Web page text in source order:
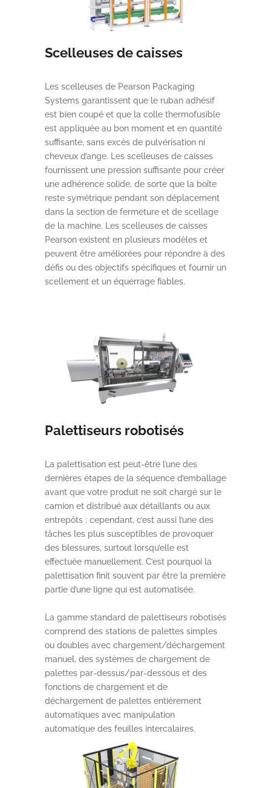
Scelleuses de caisses
Les scelleuses de Pearson Packaging
Systems garantissent que le ruban adhésif
est bien coupé et que la colle thermofusible
est appliquée au bon moment et en quantité
suffisante, sans excès de pulvérisation ni
cheveux d’ange. Les scelleuses de caisses
fournissent une pression suffisante pour créer
une adhérence solide, de sorte que la boîte
reste symétrique pendant son déplacement
dans la section de fermeture et de scellage
de la machine. Les scelleuses de caisses
Pearson existent en plusieurs modèles et
peuvent être améliorées pour répondre à des
défis ou des objectifs spécifiques et fournir un
scellement et un équerrage fiables.
Palettiseurs robotisés
La palettisation est peut-être l’une des
dernières étapes de la séquence d’emballage
avant que votre produit ne soit chargé sur le
camion et distribué aux détaillants ou aux
entrepôts ; cependant, c’est aussi l’une des
tâches les plus susceptibles de provoquer
des blessures, surtout lorsqu’elle est
effectuée manuellement. C’est pourquoi la
palettisation finit souvent par être la première
partie d’une ligne qui est automatisée.
La gamme standard de palettiseurs robotisés
comprend des stations de palettes simples
ou doubles avec chargement/déchargement
manuel, des systèmes de chargement de
palettes par-dessus/par-dessous et des
fonctions de chargement et de
déchargement de palettes entièrement
automatiques avec manipulation
automatique des feuilles intercalaires.